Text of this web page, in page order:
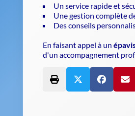
Un service rapide et
Une gestion complète
Des conseils
En faisant appel à un
d'un accompagnement